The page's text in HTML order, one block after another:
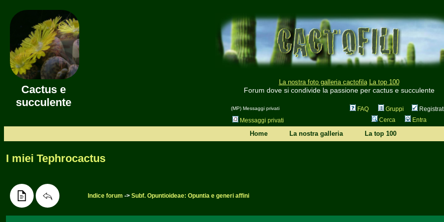
Cactus e
succulente
La nostra foto galleria cactofila La top 100
Forum dove si condivide la passione per cactus e succulente
(MP) Messaggi privati FAQ Gruppi
Messaggi privati
Cerca Entra
Home La nostra galleria La top 100
I miei Tephrocactus
Indice forum -> Subf. Opuntioideae: Opuntia e generi affini